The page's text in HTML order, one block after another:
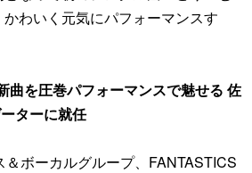
わいく元気にパフォーマンスす
を圧巻パフォーマンスで魅せる 佐
ターに就任
ボーカルグループ、FANTASTICS